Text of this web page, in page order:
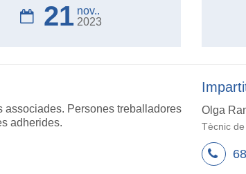
21 nov..
2023
associades. Persones treballadores
adherides.
Olga
Tècnic